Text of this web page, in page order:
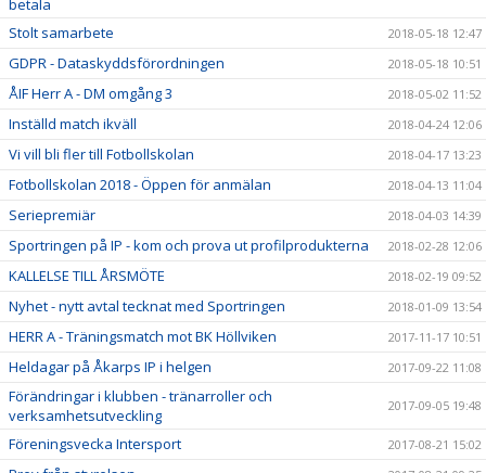
betala
Stolt samarbete 2018-05-18 12:47
GDPR - Dataskyddsförordningen 2018-05-18 10:51
ÅIF Herr A - DM omgång 3 2018-05-02 11:52
Inställd match ikväll 2018-04-24 12:06
Vi vill bli fler till Fotbollskolan 2018-04-17 13:23
Fotbollskolan 2018 - Öppen för anmälan 2018-04-13 11:04
Seriepremiär 2018-04-03 14:39
Sportringen på IP - kom och prova ut profilprodukterna 2018-02-28 12:06
KALLELSE TILL ÅRSMÖTE 2018-02-19 09:52
Nyhet - nytt avtal tecknat med Sportringen 2018-01-09 13:54
HERR A - Träningsmatch mot BK Höllviken 2017-11-17 10:51
Heldagar på Åkarps IP i helgen 2017-09-22 11:08
Förändringar i klubben - tränarroller och
verksamhetsutveckling
2017-09-05 19:48
Föreningsvecka Intersport 2017-08-21 15:02